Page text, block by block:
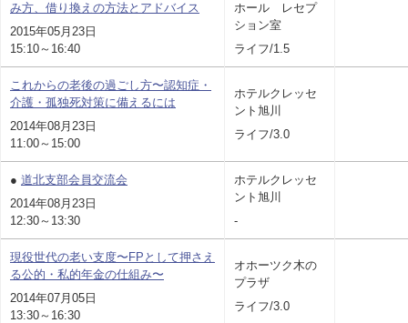
み方、借り換えの方法とアドバイス
2015年05月23日
15:10～16:40
ホール レセプ
ション室
ライフ/1.5
これからの老後の過ごし方〜認知症・
介護・孤独死対策に備えるには
2014年08月23日
11:00～15:00
ホテルクレッセ
ント旭川
ライフ/3.0
● 道北支部会員交流会
2014年08月23日
12:30～13:30
ホテルクレッセ
ント旭川
-
現役世代の老い支度〜FPとして押さえ
る公的・私的年金の仕組み〜
2014年07月05日
13:30～16:30
オホーツク木の
プラザ
ライフ/3.0